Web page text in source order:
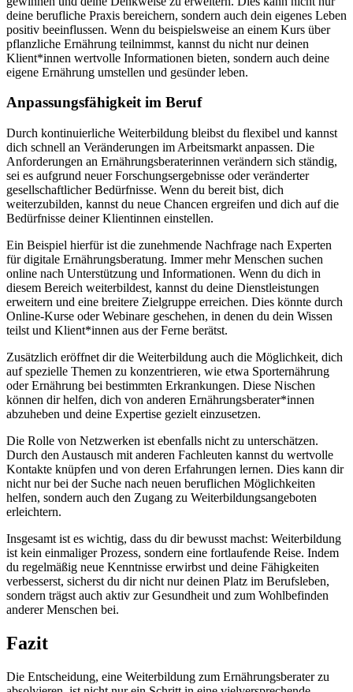
deine berufliche Praxis bereichern, sondern auch dein eigenes Leben
positiv beeinflussen. Wenn du beispielsweise an einem Kurs über
pflanzliche Ernährung teilnimmst, kannst du nicht nur deinen
Klient*innen wertvolle Informationen bieten, sondern auch deine
eigene Ernährung umstellen und gesünder leben.
Anpassungsfähigkeit im Beruf
Durch kontinuierliche Weiterbildung bleibst du flexibel und kannst
dich schnell an Veränderungen im Arbeitsmarkt anpassen. Die
Anforderungen an Ernährungsberaterinnen verändern sich ständig,
sei es aufgrund neuer Forschungsergebnisse oder veränderter
gesellschaftlicher Bedürfnisse. Wenn du bereit bist, dich
weiterzubilden, kannst du neue Chancen ergreifen und dich auf die
Bedürfnisse deiner Klientinnen einstellen.
Ein Beispiel hierfür ist die zunehmende Nachfrage nach Experten
für digitale Ernährungsberatung. Immer mehr Menschen suchen
online nach Unterstützung und Informationen. Wenn du dich in
diesem Bereich weiterbildest, kannst du deine Dienstleistungen
erweitern und eine breitere Zielgruppe erreichen. Dies könnte durch
Online-Kurse oder Webinare geschehen, in denen du dein Wissen
teilst und Klient*innen aus der Ferne berätst.
Zusätzlich eröffnet dir die Weiterbildung auch die Möglichkeit, dich
auf spezielle Themen zu konzentrieren, wie etwa Sporternährung
oder Ernährung bei bestimmten Erkrankungen. Diese Nischen
können dir helfen, dich von anderen Ernährungsberater*innen
abzuheben und deine Expertise gezielt einzusetzen.
Die Rolle von Netzwerken ist ebenfalls nicht zu unterschätzen.
Durch den Austausch mit anderen Fachleuten kannst du wertvolle
Kontakte knüpfen und von deren Erfahrungen lernen. Dies kann dir
nicht nur bei der Suche nach neuen beruflichen Möglichkeiten
helfen, sondern auch den Zugang zu Weiterbildungsangeboten
erleichtern.
Insgesamt ist es wichtig, dass du dir bewusst machst: Weiterbildung
ist kein einmaliger Prozess, sondern eine fortlaufende Reise. Indem
du regelmäßig neue Kenntnisse erwirbst und deine Fähigkeiten
verbesserst, sicherst du dir nicht nur deinen Platz im Berufsleben,
sondern trägst auch aktiv zur Gesundheit und zum Wohlbefinden
anderer Menschen bei.
Fazit
Die Entscheidung, eine Weiterbildung zum Ernährungsberater zu